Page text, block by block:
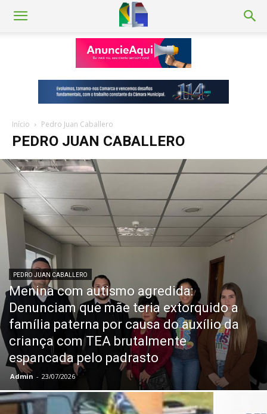
Início Pedro Juan Caballero
PEDRO JUAN CABALLERO
PEDRO JUAN CABALLERO
Menina com autismo agredida:
Denunciam que mãe teria extorquido a
família paterna por causa do auxílio da
criança com TEA brutalmente
espancada pelo padrasto
Admin - 23/07/2026